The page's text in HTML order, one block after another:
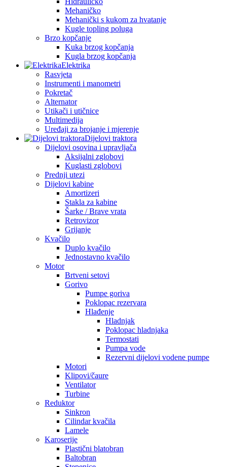
Mehaničko
Mehanički s kukom za hvatanje
Kugle topling poluga
Brzo kopčanje
Kuka brzog kopčanja
Kugla brzog kopčanja
Elektrika
Rasvjeta
Instrumenti i manometri
Pokretač
Alternator
Utikači i utičnice
Multimedija
Uređaji za brojanje i mjerenje
Dijelovi traktora
Dijelovi osovina i upravljača
Aksijalni zglobovi
Kuglasti zglobovi
Prednji utezi
Dijelovi kabine
Amortizeri
Stakla za kabine
Šarke / Brave vrata
Retrovizor
Grijanje
Kvačilo
Duplo kvačilo
Jednostavno kvačilo
Motor
Brtveni setovi
Gorivo
Pumpe goriva
Poklopac rezervara
Hlađenje
Hladnjak
Poklopac hladnjaka
Termostati
Pumpa vode
Rezervni dijelovi vodene pumpe
Motori
Klipovi/čaure
Ventilator
Turbine
Reduktor
Sinkron
Cilindar kvačila
Lamele
Karoserije
Plastični blatobran
Baltobran